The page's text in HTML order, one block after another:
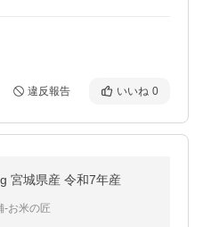
違反報告 いいね 0
宮城県産 令和7年産
-お米の匠